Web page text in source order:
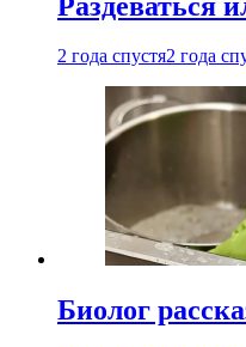
2 года спустя2 года
Биолог